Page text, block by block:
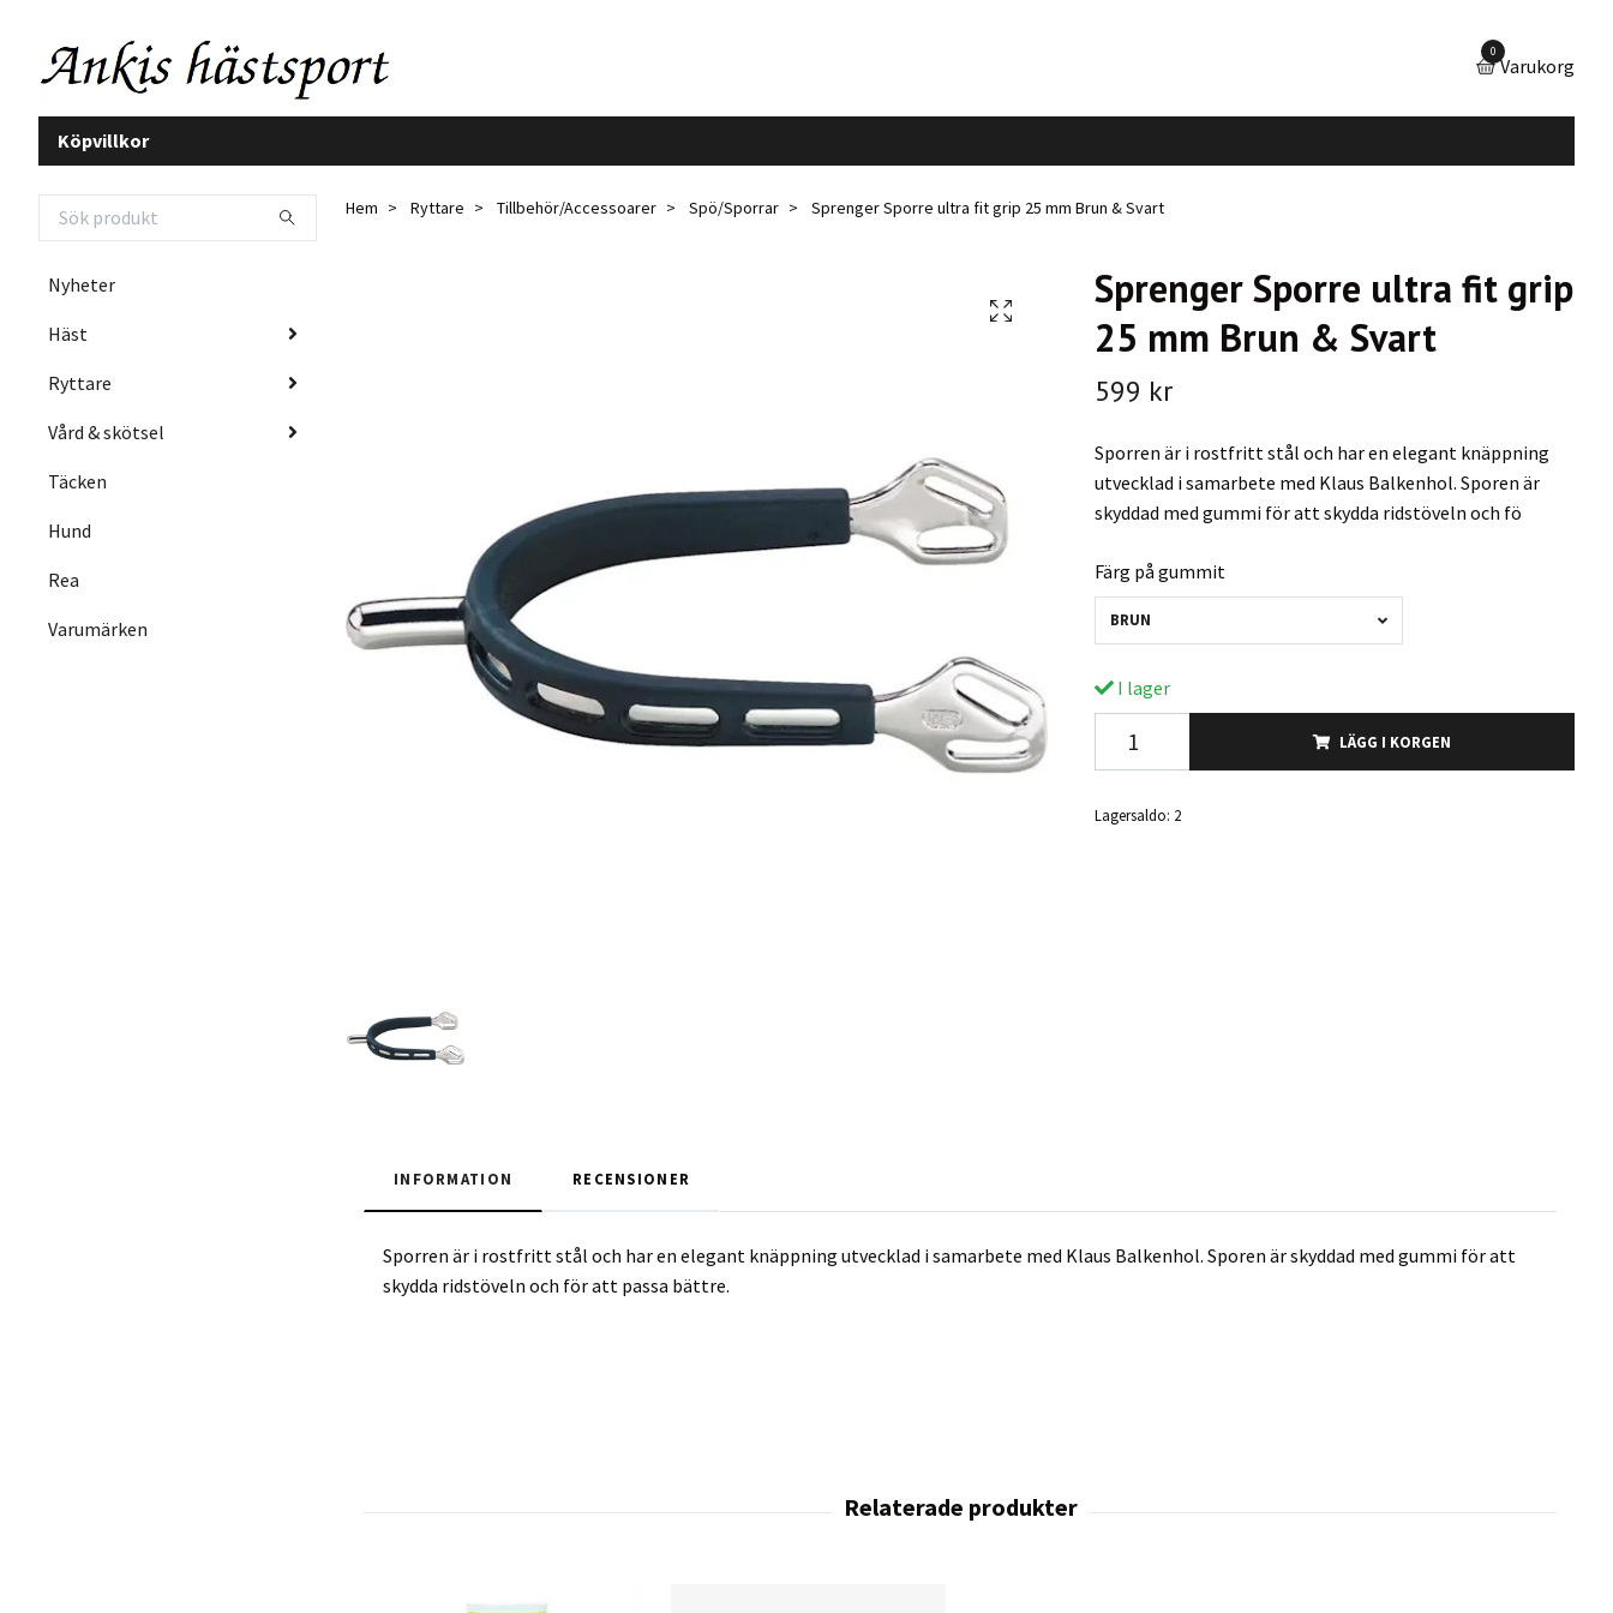
0
Varukorg
Köpvillkor
Nyheter
Häst
Ryttare
Vård & skötsel
Täcken
Hund
Rea
Varumärken
Hem Ryttare Tillbehör/Accessoarer Spö/Sporrar Sprenger Sporre ultra fit grip 25 mm Brun & Svart
Sprenger Sporre ultra fit grip
25 mm Brun & Svart
599 kr
Sporren är i rostfritt stål och har en elegant knäppning
utvecklad i samarbete med Klaus Balkenhol. Sporen är
skyddad med gummi för att skydda ridstöveln och fö
Färg på gummit
BRUN
I lager
LÄGG I KORGEN
Lagersaldo: 2
INFORMATION RECENSIONER
Sporren är i rostfritt stål och har en elegant knäppning utvecklad i samarbete med Klaus Balkenhol. Sporen är skyddad med gummi för att
skydda ridstöveln och för att passa bättre.